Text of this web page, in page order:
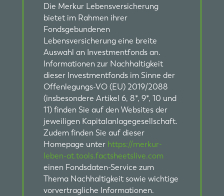
Die Merkur Lebensversicherung
bietet im Rahmen ihrer
Fondsgebundenen
Lebensversicherung eine breite
Auswahl an Investmentfonds an.
Informationen zur Nachhaltigkeit
dieser Investmentfonds im Sinne der
Offenlegungs-VO (EU) 2019/2088
(insbesondere Artikel 6, 8*, 9*, 10 und
11) finden Sie auf den Websites der
jeweiligen Kapitalanlagegesellschaft.
Zudem finden Sie auf dieser
Homepage unter https://merkur-
leben-at.tools.factsheetslive.com
einen Fondsdaten-Service zum
Thema Nachhaltigkeit sowie wichtige
vorvertragliche Informationen.